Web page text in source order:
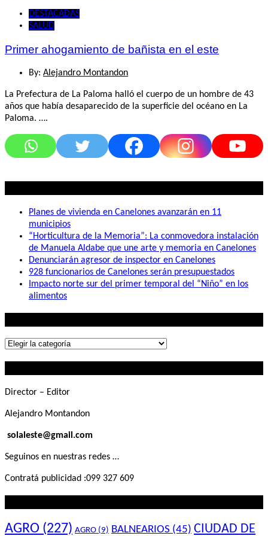
DESTACADAS
SALUD
Primer ahogamiento de bañista en el este
By: Alejandro Montandon
La Prefectura de La Paloma halló el cuerpo de un hombre de 43
años que había desaparecido de la superficie del océano en La
Paloma. ….
Planes de vivienda en Canelones avanzarán en 11
municipios
“Horticultura de la Memoria”: La conmovedora instalación
de Manuela Aldabe que une arte y memoria en Canelones
Denunciarán agresor de inspector en Canelones
928 funcionarios de Canelones serán presupuestados
Impacto norte sur del primer temporal del “Niño” en los
alimentos
Lo
Director – Editor
Alejandro Montandon
solaleste@gmail.com
Seguinos en nuestras redes …
Contratá publicidad :099 327 609
AGRO (227) AGRO (9) BALNEARIOS (45) CIUDAD DE